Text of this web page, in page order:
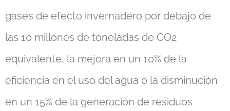
gases de efecto invernadero por debajo de
las 10 millones de toneladas de CO2
equivalente, la mejora en un 10% de la
eficiencia en el uso del agua o la disminución
en un 15% de la generación de residuos